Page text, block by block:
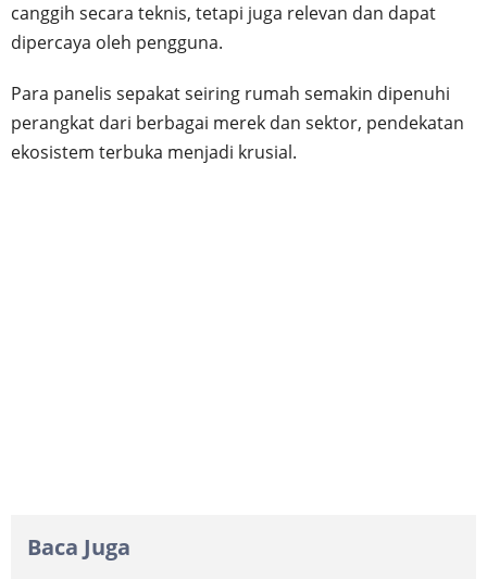
canggih secara teknis, tetapi juga relevan dan dapat
dipercaya oleh pengguna.
Para panelis sepakat seiring rumah semakin dipenuhi
perangkat dari berbagai merek dan sektor, pendekatan
ekosistem terbuka menjadi krusial.
Baca Juga